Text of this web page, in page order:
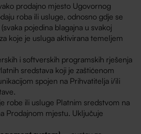
prodajno mjesto Ugovornog
roba ili usluge, odnosno gdje se
pojedina blagajna u svakoj
koje je usluga aktivirana temeljem
i softverskih programskih rješenja
sredstava koji je zaštićenom
spojen na Prihvatitelja i/ili
robe ili usluge Platnim sredstvom na
Prodajnom mjestu. Uključuje